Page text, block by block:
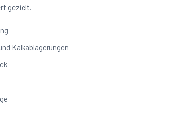
gezielt.
Kalkablagerungen